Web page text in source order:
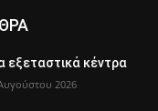
εξεταστικά κέντρα
2026